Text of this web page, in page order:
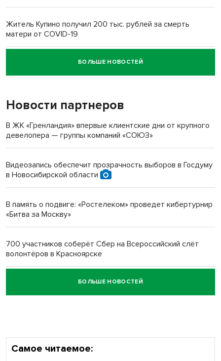
Житель Купино получил 200 тыс. рублей за смерть
матери от COVID-19
Новосибирский суд наказал водителя за смерть
пенсионерки на вокзале
«Мы живём на пастбище!»: в новосибирском селе лошади
терроризируют жителей
Инвалид получил условный срок за избиение врачей
Новосибирский преподаватель с женой вошли в топ-16
Обновлённое отделение ВТБ открылось в Искитиме
БОЛЬШЕ НОВОСТЕЙ
Новости партнеров
В ЖК «Гренландия» впервые клиентские дни от крупного
девелопера — группы компаний «СОЮЗ»
Видеозапись обеспечит прозрачность выборов в Госдуму
в Новосибирской области
В память о подвиге: «Ростелеком» проведет кибертурнир
«Битва за Москву»
700 участников соберёт Сбер на Всероссийский слёт
волонтёров в Красноярске
Честный выбор: видеонаблюдение обеспечит
объективность результатов ЕДГ в Новосибирской
БОЛЬШЕ НОВОСТЕЙ
Самое читаемое: